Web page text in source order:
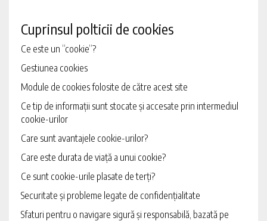
Cuprinsul polticii de cookies
Ce este un “cookie”?
Gestiunea cookies
Module de cookies folosite de către acest site
Ce tip de informații sunt stocate și accesate prin intermediul
cookie-urilor
Care sunt avantajele cookie-urilor?
Care este durata de viață a unui cookie?
Ce sunt cookie-urile plasate de terți?
Securitate și probleme legate de confidențialitate
Sfaturi pentru o navigare sigură și responsabilă, bazată pe